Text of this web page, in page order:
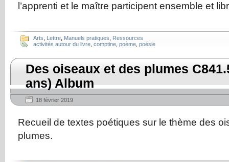
l’apprenti et le maître participent ensemble et
Arts Lettre Manuels pratiques
Ressources
activités autour du livre comptine poème poésie
Des oiseaux et des plumes
ans) Album
18 février 2019
Recueil de textes poétiques sur le thème des
plumes.